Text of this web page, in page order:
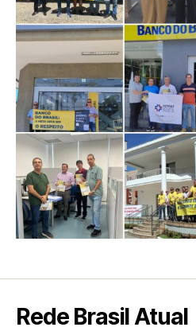
Rede Brasil Atual